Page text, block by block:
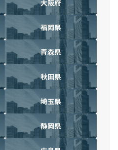
大阪府
福岡県
青森県
秋田県
埼玉県
静岡県